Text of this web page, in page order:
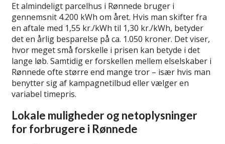
Et almindeligt parcelhus i Rønnede bruger i
gennemsnit 4.200 kWh om året. Hvis man skifter fra
en aftale med 1,55 kr./kWh til 1,30 kr./kWh, betyder
det en årlig besparelse på ca. 1.050 kroner. Det viser,
hvor meget små forskelle i prisen kan betyde i det
lange løb. Samtidig er forskellen mellem elselskaber i
Rønnede ofte større end mange tror – især hvis man
benytter sig af kampagnetilbud eller vælger en
variabel timepris.
Lokale muligheder og netoplysninger
for forbrugere i Rønnede